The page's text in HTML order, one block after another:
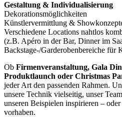
Gestaltung & Individualisierung
Dekorationsmöglichkeiten
Künstlervermittlung &
Verschiedene Locations nahtlos
(z.B. Apéro in der Bar, Dinner im
Backstage-/Garderobenbereiche für
Ob Firmenveranstaltung, Gala
Produktlaunch oder Christmas
jeder Art den passenden Rahmen.
unsere Technik vielseitig, unser
unseren Beispielen inspirieren –
vorhaben.